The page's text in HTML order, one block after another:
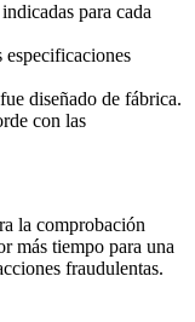
para cada
especificaciones
diseñado de fábrica.
con las
la comprobación
más tiempo para una
fraudulentas.